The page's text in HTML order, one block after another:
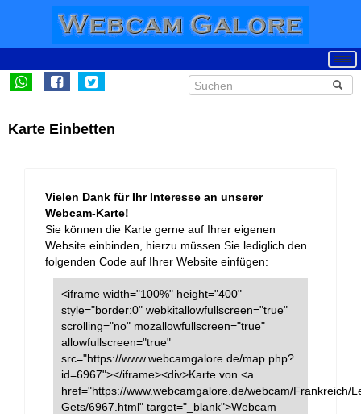
Karte Einbetten
Vielen Dank für Ihr Interesse an unserer
Webcam-Karte!
Sie können die Karte gerne auf Ihrer eigenen
Website einbinden, hierzu müssen Sie lediglich den
folgenden Code auf Ihrer Website einfügen:
<iframe width="100%" height="400"
style="border:0" webkitallowfullscreen="true"
scrolling="no" mozallowfullscreen="true"
allowfullscreen="true"
src="https://www.webcamgalore.de/map.php?
id=6967"></iframe><div>Karte von <a
href="https://www.webcamgalore.de/webcam/Frankreich/
Gets/6967.html" target="_blank">Webcam